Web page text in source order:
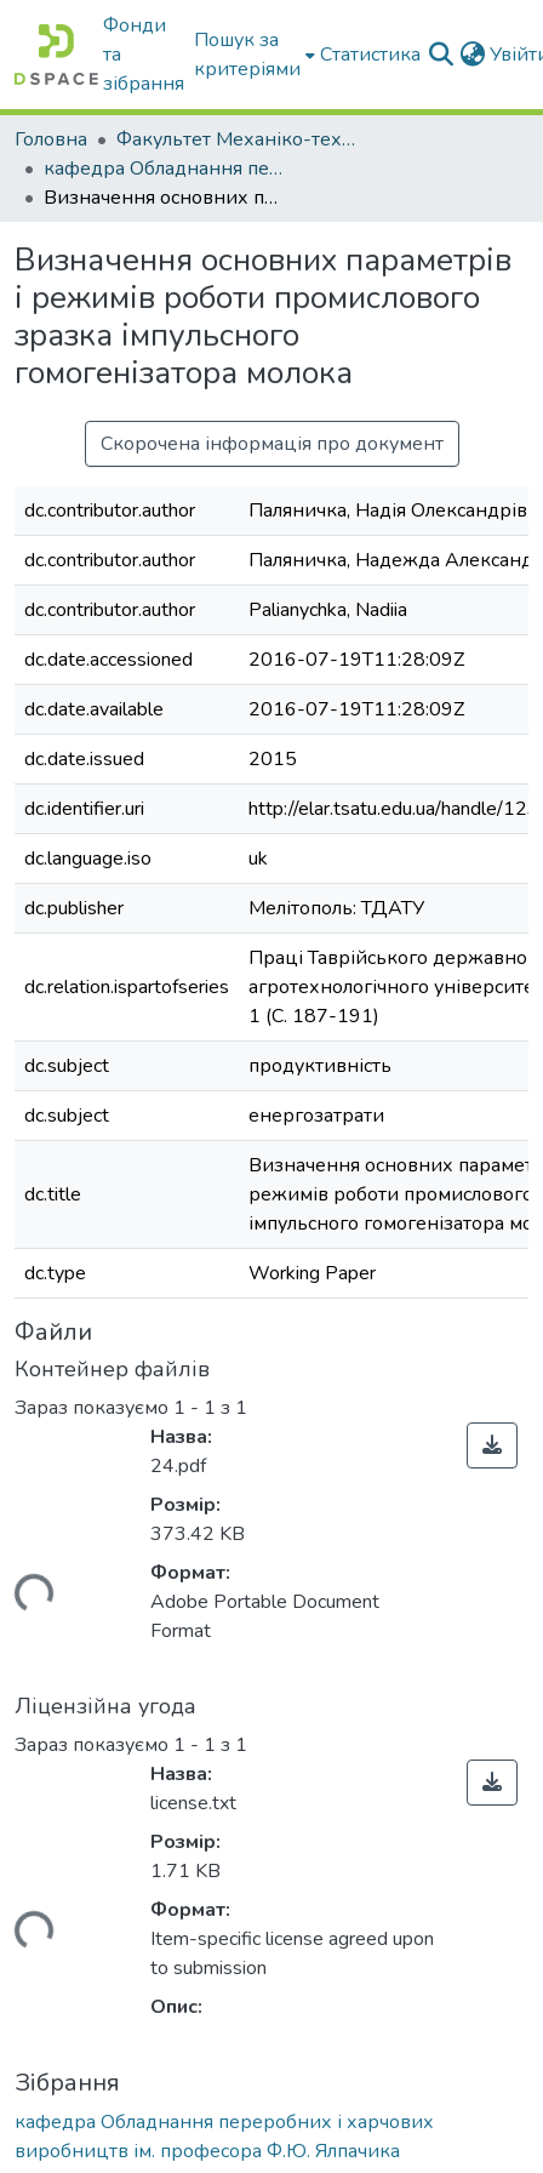
Фонди
та
зібрання
Пошук за
критеріями
Статистика
Головна
Факультет Механіко-технологічний
кафедра Обладнання переробних і харчових виробництв ім. професора Ф.Ю. Ялпачика
Визначення основних параметрів і режимів роботи промислового зразка імпульсного гомогенізатора молока
Визначення основних параметрів
і режимів роботи промислового
зразка імпульсного
гомогенізатора молока
Скорочена інформація про документ
dc.contributor.author
Паляничка, Надія
dc.contributor.author
Паляничка, Надежда
dc.contributor.author
Palianychka, Nadiia
dc.date.accessioned
2016-07-19T11:28:09Z
dc.date.available
2016-07-19T11:28:09Z
dc.date.issued
2015
dc.identifier.uri
http://elar.tsatu.edu.ua/handle/
dc.language.iso
uk
dc.publisher
Мелітополь: ТДАТУ
dc.relation.ispartofseries
Праці Таврійського
агротехнологічного
1 (С. 187-191)
dc.subject
продуктивність
dc.subject
енергозатрати
dc.title
Визначення основних
режимів роботи промислового
імпульсного гомогенізатора
dc.type
Working Paper
Файли
Контейнер файлів
Зараз показуємо 1 - 1 з 1
Назва:
24.pdf
Розмір:
373.42 KB
Формат:
Adobe Portable Document
Format
Ліцензійна угода
Зараз показуємо 1 - 1 з 1
Назва:
license.txt
Розмір:
1.71 KB
Формат:
Item-specific license agreed upon
to submission
Опис:
Зібрання
кафедра Обладнання переробних і харчових
виробництв ім. професора Ф.Ю. Ялпачика